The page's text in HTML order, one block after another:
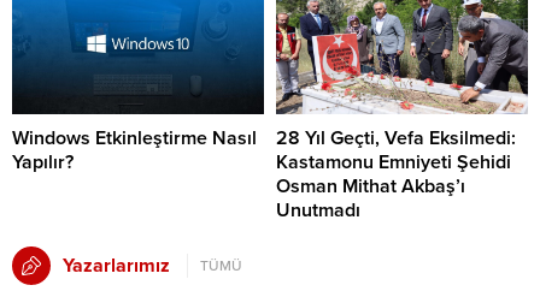
Windows Etkinleştirme Nasıl
Yapılır?
28 Yıl Geçti, Vefa Eksilmedi:
Kastamonu Emniyeti Şehidi
Osman Mithat Akbaş’ı
Unutmadı
Yazarlarımız TÜMÜ